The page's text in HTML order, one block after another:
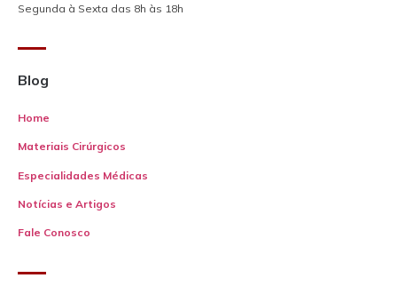
Segunda à Sexta das 8h às 18h
Blog
Home
Materiais Cirúrgicos
Especialidades Médicas
Notícias e Artigos
Fale Conosco